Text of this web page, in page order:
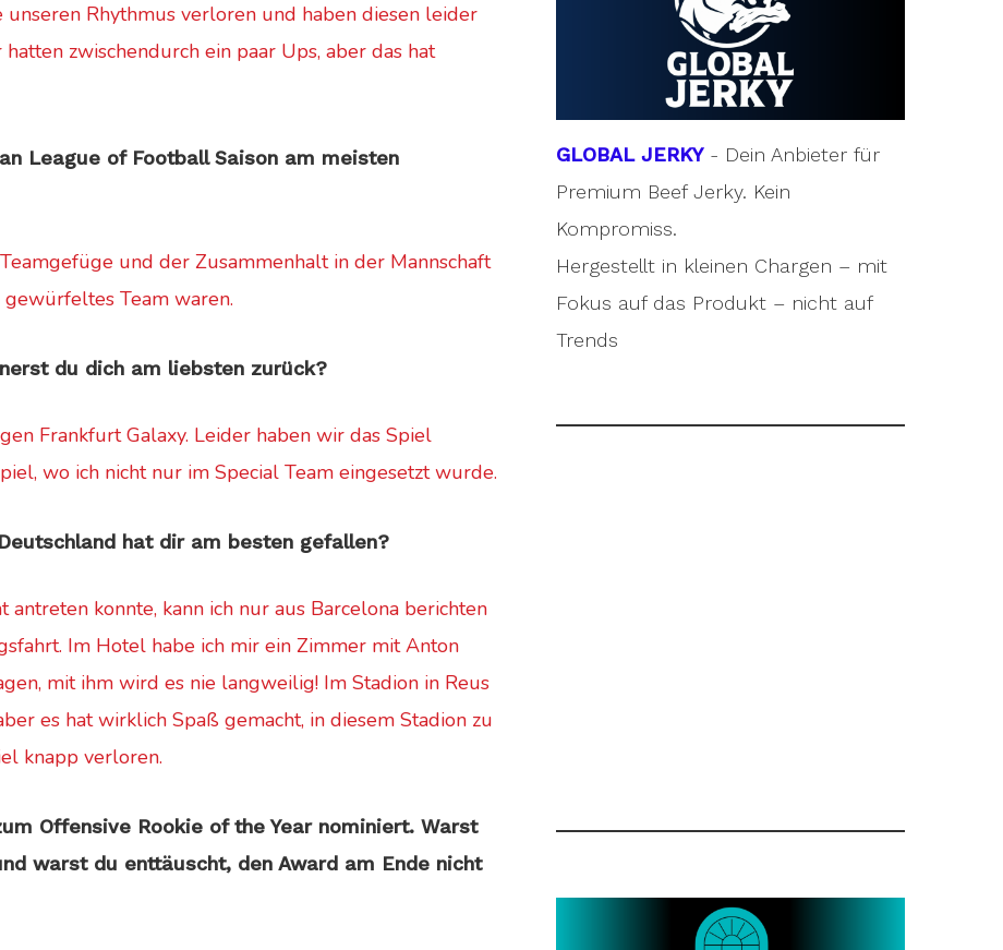
Rhythmus verloren und haben diesen leider
zwischendurch ein paar Ups, aber das hat
League of Football Saison am meisten
und der Zusammenhalt in der Mannschaft
Team waren.
du dich am liebsten zurück?
Frankfurt Galaxy. Leider haben wir das Spiel
wo ich nicht nur im Special Team eingesetzt wurde.
hat dir am besten gefallen?
konnte, kann ich nur aus Barcelona berichten
Im Hotel habe ich mir ein Zimmer mit Anton
mit ihm wird es nie langweilig! Im Stadion in Reus
es hat wirklich Spaß gemacht, in diesem Stadion zu
knapp verloren.
Offensive Rookie of the Year nominiert. Warst
warst du enttäuscht, den Award am Ende nicht
GLOBAL JERKY- Dein Anbieter für
Premium Beef Jerky. Kein
Kompromiss.
Hergestellt in kleinen Chargen – mit
Fokus auf das Produkt – nicht auf
Trends